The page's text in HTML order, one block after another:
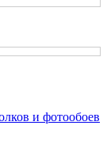
и фотообоев